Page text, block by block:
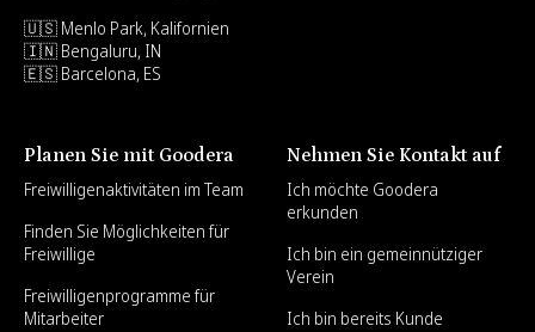
🇺🇸 Menlo Park, Kalifornien
🇮🇳 Bengaluru, IN
🇪🇸 Barcelona, ES
Planen Sie mit Goodera
Freiwilligenaktivitäten im Team
Finden Sie Möglichkeiten für
Freiwillige
Freiwilligenprogramme für
Mitarbeiter
Nehmen Sie Kontakt auf
Ich möchte Goodera
erkunden
Ich bin ein gemeinnütziger
Verein
Ich bin bereits Kunde